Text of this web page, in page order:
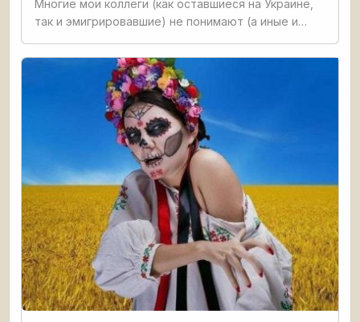
Многие мои коллеги (как оставшиеся на Украине,
так и эмигрировавшие) не понимают (а иные и
никакого желания возвращаться в Киев. «Как же, –
говорят они –